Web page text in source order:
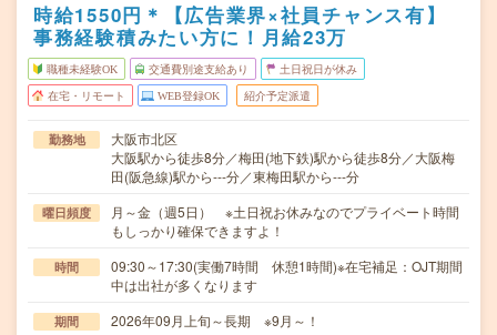
時給1550円＊【広告業界×社員チャンス有】
事務経験積みたい方に！月給23万
職種未経験OK 交通費別途支給あり 土日祝日が休み
在宅・リモート WEB登録OK 紹介予定派遣
勤務地
大阪市北区
大阪駅から徒歩8分／梅田(地下鉄)駅から徒歩8分／大阪梅
田(阪急線)駅から---分／東梅田駅から---分
曜日頻度
月～金（週5日） ※土日祝お休みなのでプライベート時間
もしっかり確保できますよ！
時間
09:30～17:30(実働7時間 休憩1時間)※在宅補足：OJT期間
中は出社が多くなります
期間 2026年09月上旬～長期 ※9月～！